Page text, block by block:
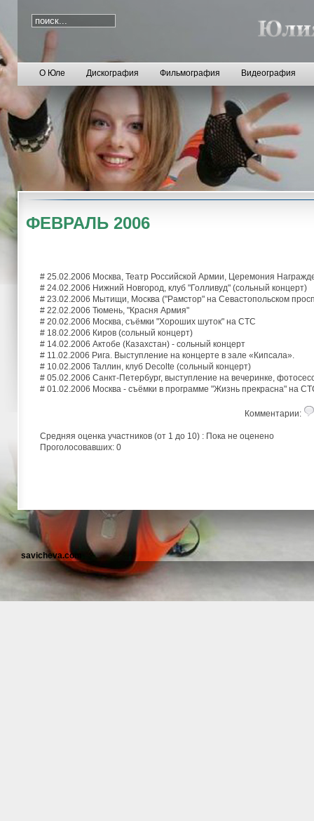
О Юле Дискография Фильмография Видеография
ФЕВРАЛЬ 2006
# 25.02.2006 Москва, Театр Российской Армии, Церемония
# 24.02.2006 Нижний Новгород, клуб "Голливуд" (сольный концерт)
# 23.02.2006 Мытищи, Москва ("Рамстор" на Севастопольском
# 22.02.2006 Тюмень, "Красня Армия"
# 20.02.2006 Москва, съёмки "Хороших шуток" на СТС
# 18.02.2006 Киров (сольный концерт)
# 14.02.2006 Актобе (Казахстан) - сольный концерт
# 11.02.2006 Рига. Выступление на концерте в зале «Кипсала».
# 10.02.2006 Таллин, клуб Decolte (сольный концерт)
# 05.02.2006 Санкт-Петербург, выступление на вечеринке,
# 01.02.2006 Москва - съёмки в программе "Жизнь прекрасна" на
Комментарии:
Средняя оценка участников (от 1 до 10) : Пока не оценено
Проголосовавших: 0
savicheva.com